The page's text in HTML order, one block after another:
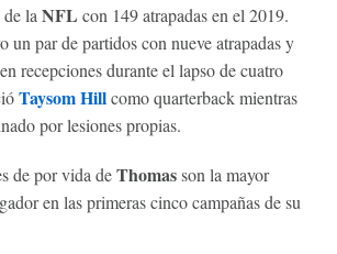
la NFL con 149 atrapadas en el 2019.
un par de partidos con nueve atrapadas y
recepciones durante el lapso de cuatro
Taysom Hillcomo quarterback mientras
por lesiones propias.
de por vida deThomasson la mayor
en las primeras cinco campañas de su